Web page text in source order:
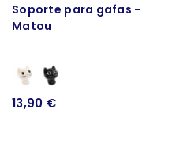
Soporte para gafas -
Matou
13,90 €